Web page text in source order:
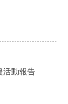
活動報告